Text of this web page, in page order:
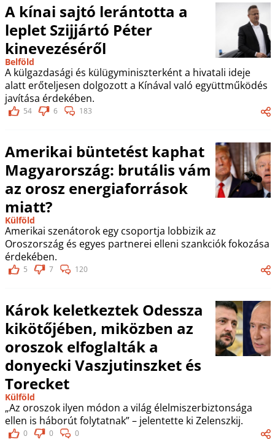
A kínai sajtó lerántotta a
leplet Szijjártó Péter
kinevezéséről
Belföld
A külgazdasági és külügyminiszterként a hivatali ideje
alatt erőteljesen dolgozott a Kínával való együttműködés
javítása érdekében.
54 6 183
Amerikai büntetést kaphat
Magyarország: brutális vám
az orosz energiaforrások
miatt?
Külföld
Amerikai szenátorok egy csoportja lobbizik az
Oroszország és egyes partnerei elleni szankciók fokozása
érdekében.
5 7 120
Károk keletkeztek Odessza
kikötőjében, miközben az
oroszok elfoglalták a
donyecki Vaszjutinszket és
Torecket
Külföld
„Az oroszok ilyen módon a világ élelmiszerbiztonsága
ellen is háborút folytatnak” – jelentette ki Zelenszkij.
0 0 0